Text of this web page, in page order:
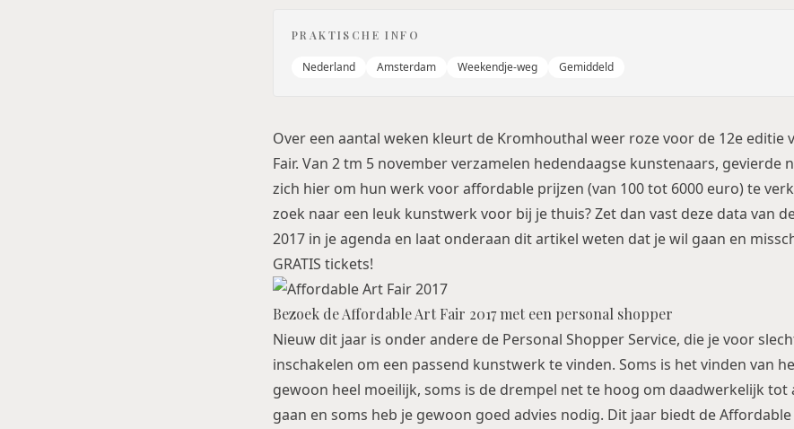
PRAKTISCHE INFO
Nederland Amsterdam Weekendje-weg Gemiddeld
Over een aantal weken kleurt de Kromhouthal weer roze voor de 12e editie
Fair. Van 2 tm 5 november verzamelen hedendaagse kunstenaars, gevierde
zich hier om hun werk voor affordable prijzen (van 100 tot 6000 euro) te
zoek naar een leuk kunstwerk voor bij je thuis? Zet dan vast deze data van
2017 in je agenda en laat onderaan dit artikel weten dat je wil gaan en
GRATIS tickets!
Bezoek de Affordable Art Fair 2017 met een personal shopper
Nieuw dit jaar is onder andere de Personal Shopper Service, die je voor
inschakelen om een passend kunstwerk te vinden. Soms is het vinden van
gewoon heel moeilijk, soms is de drempel net te hoog om daadwerkelijk tot
gaan en soms heb je gewoon goed advies nodig. Dit jaar biedt de Affordable